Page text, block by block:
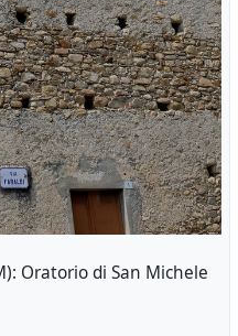
Oratorio di San Michele